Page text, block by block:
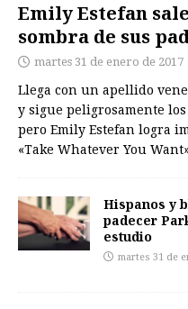
Emily Estefan
sombra de sus
martes 31 de enero de 2017
Llega con un apellido
y sigue peligrosamente
pero Emily Estefan logra
«Take Whatever You
Hispanos y
padecer
estudio
martes 31 de